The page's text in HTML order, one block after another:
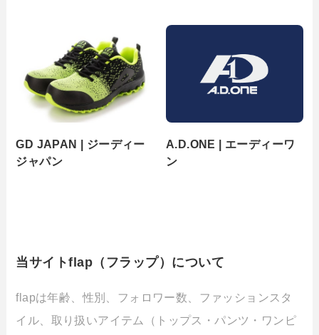
GD JAPAN | ジーディー
ジャパン
A.D.ONE | エーディーワ
ン
当サイトflap（フラップ）について
flapは年齢、性別、フォロワー数、ファッションスタ
イル、取り扱いアイテム（トップス・パンツ・ワンピ